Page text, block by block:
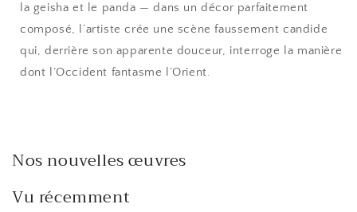
la geisha et le panda — dans un décor parfaitement
composé, l’artiste crée une scène faussement candide
qui, derrière son apparente douceur, interroge la manière
dont l’Occident fantasme l’Orient.
Nos nouvelles œuvres
Vu récemment